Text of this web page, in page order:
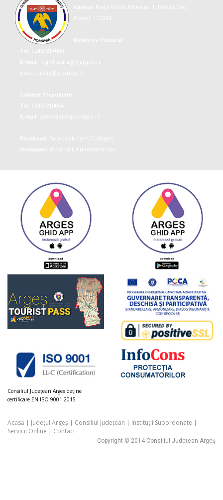
Consiliul Judeţean Argeș deţine
certificare EN ISO 9001:2015
Acasă | Județul Argeș | Consiliul Județean | Instituții Subordonate |
Servicii Online | Contact
Copyright © 2014 Consiliul Județean Argeș